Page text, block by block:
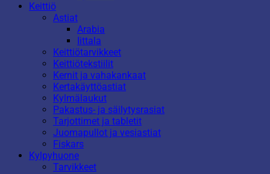
Keittiö
Astiat
Arabia
Iittala
Keittiötarvikkeet
Keittiötekstiilit
Kernit ja vahakankaat
Kertakäyttöastiat
Kylmälaukut
Pakastus- ja säilytysrasiat
Tarjottimet ja tabletit
Juomapullot ja vesiastiat
Fiskars
Kylpyhuone
Tarvikkeet